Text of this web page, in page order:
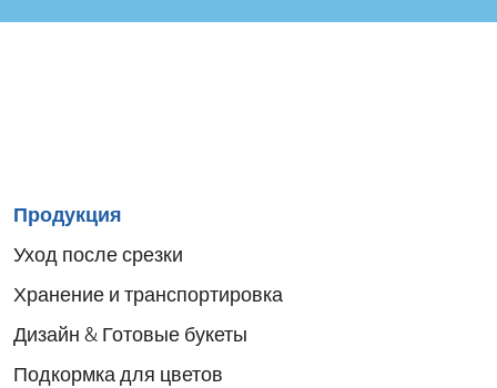
Sitemap
menu
Продукция
Уход после срезки
Хранение и транспортировка
Дизайн & Готовые букеты
Подкормка для цветов